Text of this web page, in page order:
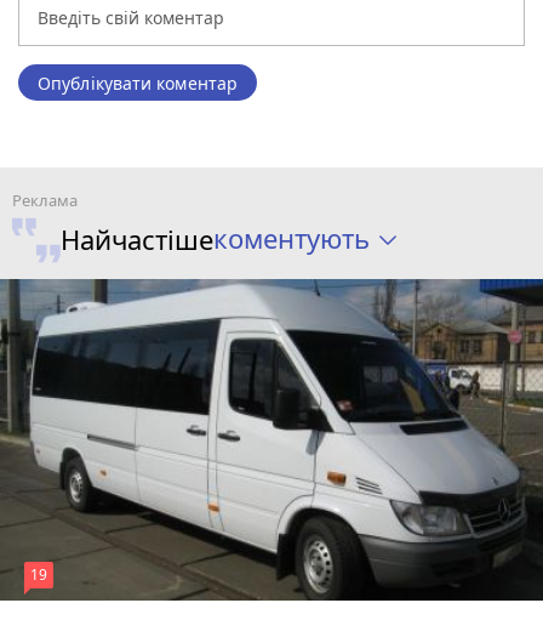
Опублікувати коментар
Найчастішекоментують
19